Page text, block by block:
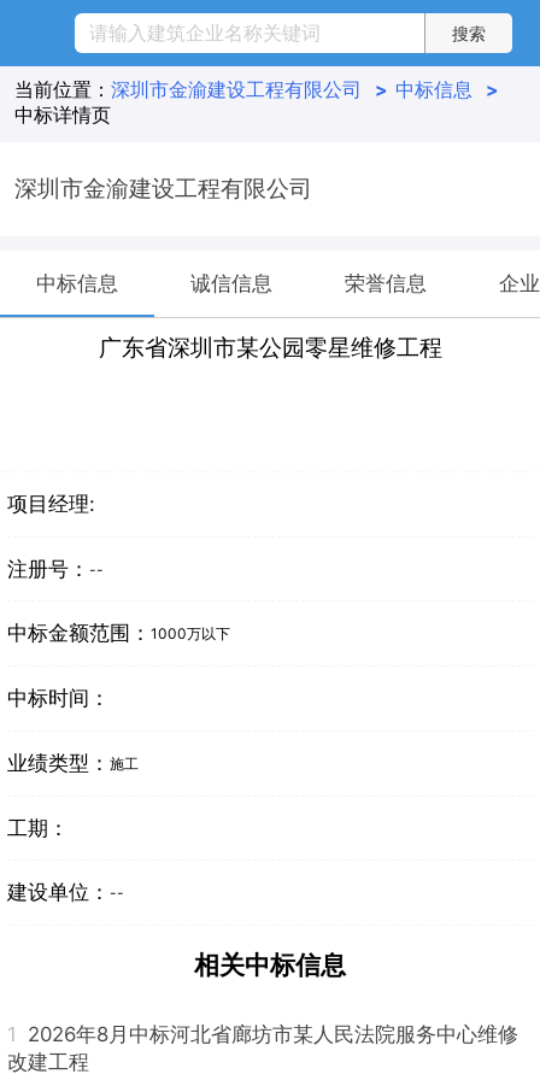
当前位置： 深圳市金渝建设工程有限公司 > 中标信息
>
中标详情页
深圳市金渝建设工程有限公司
中标信息 诚信信息 荣誉信息 企
广东省深圳市某公园零星维修工程
项目经理:
注册号： --
中标金额范围： 1000万以下
中标时间：
业绩类型： 施工
工期：
建设单位： --
相关中标信息
1 2026年8月中标河北省廊坊市某人民法院服务中心维修
改建工程